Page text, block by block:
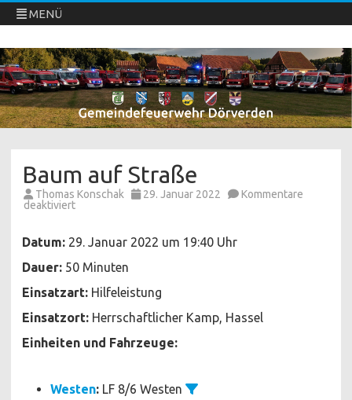
MENÜ
Freiwillige Feuerwehren Dörverden
Direkt
zum
Inhalt
springen
Baum auf Straße
Thomas Konschak 29. Januar 2022
Kommentare
deaktiviertfür
Straße
Datum: 29. Januar 2022 um 19:40 Uhr
Dauer: 50 Minuten
Einsatzart: Hilfeleistung
Einsatzort: Herrschaftlicher Kamp, Hassel
Einheiten und Fahrzeuge:
Westen: LF 8/6 Westen